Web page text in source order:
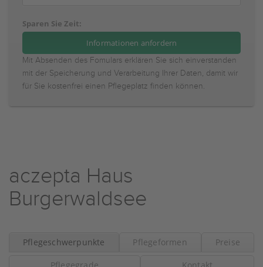
Sparen Sie Zeit:
Mit Absenden des Fomulars erklären Sie sich einverstanden
mit der Speicherung und Verarbeitung Ihrer Daten, damit wir
für Sie kostenfrei einen Pflegeplatz finden können.
aczepta Haus
Burgerwaldsee
Pflegeschwerpunkte Pflegeformen Preise